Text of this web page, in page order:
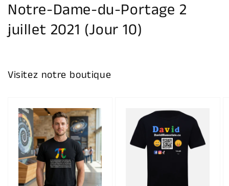
Notre-Dame-du-Portage 2
juillet 2021 (Jour 10)
Visitez notre boutique